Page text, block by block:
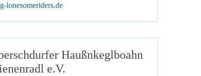
Website:
lonesomeriders.de
Haußnkeglboahn
e.V.